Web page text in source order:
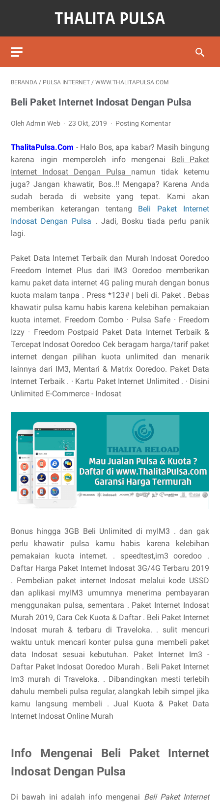
BERANDA / PULSA INTERNET / WWW.THALITAPULSA.COM
Beli Paket Internet Indosat Dengan Pulsa
Oleh Admin Web 23 Okt, 2019 Posting Komentar
ThalitaPulsa.Com - Halo Bos, apa kabar? Masih bingung
karena ingin memperoleh info mengenai Beli Paket
Internet Indosat Dengan Pulsa namun tidak ketemu
juga? Jangan khawatir, Bos..!! Mengapa? Karena Anda
sudah berada di website yang tepat. Kami akan
memberikan keterangan tentang Beli Paket Internet
Indosat Dengan Pulsa . Jadi, Bosku tiada perlu panik
lagi.
Paket Data Internet Terbaik dan Murah Indosat Ooredoo
Freedom Internet Plus dari IM3 Ooredoo memberikan
kamu paket data internet 4G paling murah dengan bonus
kuota malam tanpa . Press *123# | beli di. Paket . Bebas
khawatir pulsa kamu habis karena kelebihan pemakaian
kuota internet. ‎Freedom Combo · ‎Pulsa Safe · ‎Freedom
Izzy · ‎Freedom Postpaid Paket Data Internet Terbaik &
Tercepat Indosat Ooredoo Cek beragam harga/tarif paket
internet dengan pilihan kuota unlimited dan menarik
lainnya dari IM3, Mentari & Matrix Ooredoo. ‎Paket Data
Internet Terbaik . · ‎Kartu Paket Internet Unlimited . · ‎Disini
Unlimited E-Commerce - Indosat
Bonus hingga 3GB Beli Unlimited di myIM3 . dan gak
perlu khawatir pulsa kamu habis karena kelebihan
pemakaian kuota internet. . speedtest,im3 ooredoo .
Daftar Harga Paket Internet Indosat 3G/4G Terbaru 2019
. Pembelian paket internet Indosat melalui kode USSD
dan aplikasi myIM3 umumnya menerima pembayaran
menggunakan pulsa, sementara . Paket Internet Indosat
Murah 2019, Cara Cek Kuota & Daftar . Beli Paket Internet
Indosat murah & terbaru di Traveloka. . sulit mencuri
waktu untuk mencari konter pulsa guna membeli paket
data Indosat sesuai kebutuhan. Paket Internet Im3 -
Daftar Paket Indosat Ooredoo Murah . Beli Paket Internet
Im3 murah di Traveloka. . Dibandingkan mesti terlebih
dahulu membeli pulsa regular, alangkah lebih simpel jika
kamu langsung membeli . Jual Kuota & Paket Data
Internet Indosat Online Murah
Info Mengenai Beli Paket Internet
Indosat Dengan Pulsa
Di bawah ini adalah info mengenai Beli Paket Internet